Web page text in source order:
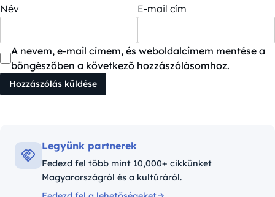
Név
E-mail cím
A nevem, e-mail címem, és weboldalcímem mentése a
böngészőben a következő hozzászólásomhoz.
Legyünk partnerek
Fedezd fel több mint 10,000+ cikkünket
Magyarországról és a kultúráról.